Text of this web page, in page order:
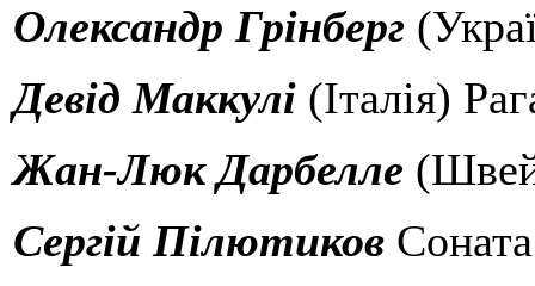
Олександр Грінберг
Девід Маккулі (Італія)
Жан-Люк Дарбелле
Сергій Пілютиков Соната